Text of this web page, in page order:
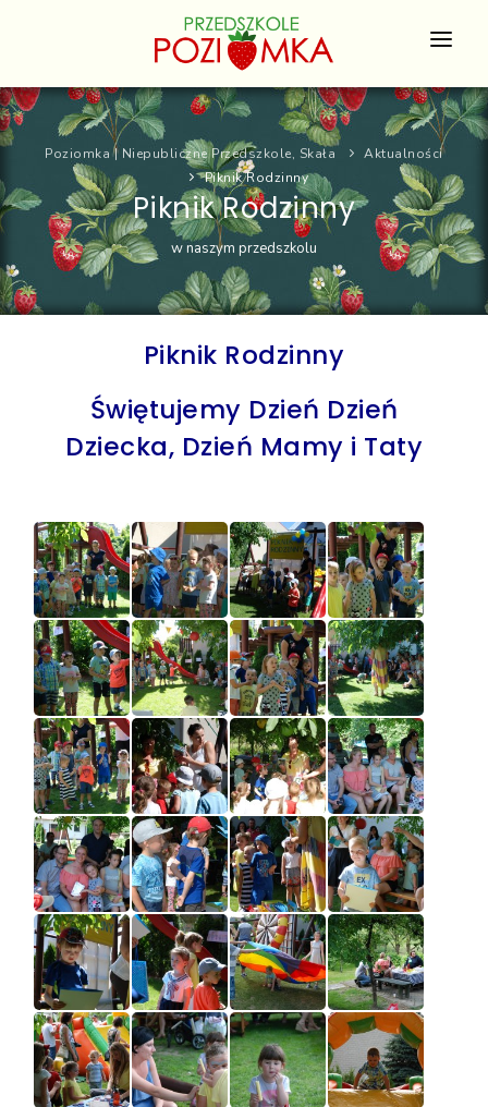
O NAS
DLA RODZICA
EDUKACJA
OFERTA
ZAPISY
Poziomka | Niepubliczne Przedszkole, Skała
Aktualności
Piknik Rodzinny
Piknik Rodzinny
w naszym przedszkolu
Piknik Rodzinny
Świętujemy Dzień Dzień
Dziecka, Dzień Mamy i Taty